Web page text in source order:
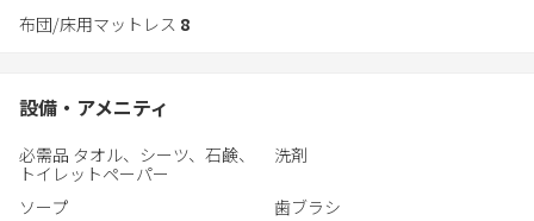
布団/床用マットレス 8
設備・アメニティ
必需品 タオル、シーツ、石鹸、
トイレットペーパー
洗剤
ソープ
歯ブラシ